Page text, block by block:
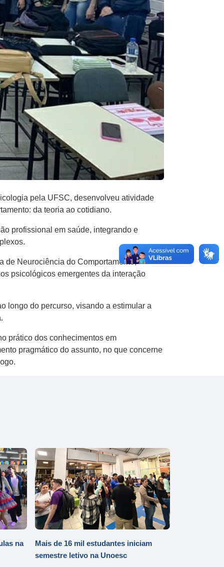
pela UFSC, desenvolveu atividade
da teoria ao cotidiano.
profissional em saúde, integrando e
de Neurociência do Comportamento,
psicológicos emergentes da interação
longo do percurso, visando a estimular a
prático dos conhecimentos em
pragmático do assunto, no que concerne
na
Mais de 16 mil estudantes iniciam
semestre letivo na Unoesc